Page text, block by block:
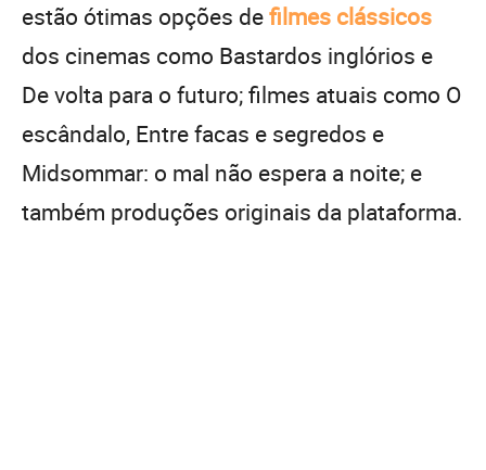
estão ótimas opções defilmes clássicos
dos cinemas como Bastardos inglórios e
De volta para o futuro; filmes atuais como O
escândalo, Entre facas e segredos e
Midsommar: o mal não espera a noite; e
também produções originais da plataforma.